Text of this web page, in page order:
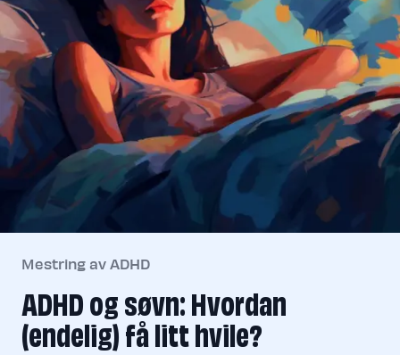
Mestring av ADHD
ADHD og søvn: Hvordan
(endelig) få litt hvile?